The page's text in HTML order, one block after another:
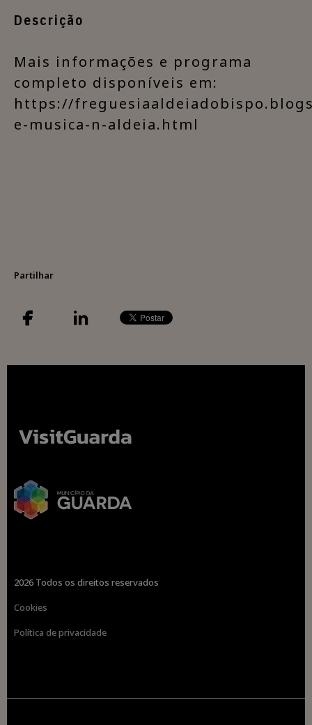
Descrição
​Mais informações e programa
completo disponíveis em:
https://
e-musica-n-aldeia.html​
Partilhar
2026 Todos os direitos reservados
Cookies
Política de privacidade